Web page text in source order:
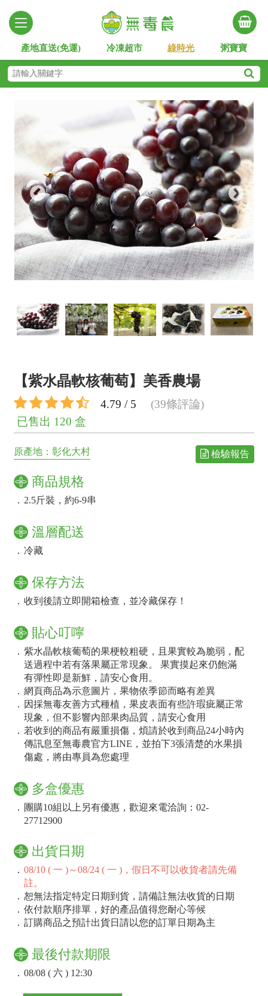
產地直送(免運) 冷凍超市 綠時光 粥寶寶
【紫水晶軟核葡萄】美香農場
4.79 / 5
(39條評論)
已售出 120 盒
原產地：彰化大村 檢驗報告
商品規格
． 2.5斤裝，約6-9串
溫層配送
． 冷藏
保存方法
． 收到後請立即開箱檢查，並冷藏保存！
貼心叮嚀
． 紫水晶軟核葡萄的果梗較粗硬，且果實較為脆弱，配
送過程中若有落果屬正常現象。 果實摸起來仍飽滿
有彈性即是新鮮，請安心食用。
． 網頁商品為示意圖片，果物依季節而略有差異
． 因採無毒友善方式種植，果皮表面有些許瑕疵屬正常
現象，但不影響內部果肉品質，請安心食用
． 若收到的商品有嚴重損傷，煩請於收到商品24小時內
傳訊息至無毒農官方LINE，並拍下3張清楚的水果損
傷處，將由專員為您處理
多盒優惠
． 團購10組以上另有優惠，歡迎來電洽詢：02-
27712900
出貨日期
． 08/10 ( 一 )～08/24 ( 一 )，假日不可以收貨者請先備
註。
． 恕無法指定特定日期到貨，請備註無法收貨的日期
． 依付款順序排單，好的產品值得您耐心等候
． 訂購商品之預計出貨日請以您的訂單日期為主
最後付款期限
． 08/08 ( 六 ) 12:30